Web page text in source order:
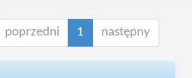
poprzedni 1 następny